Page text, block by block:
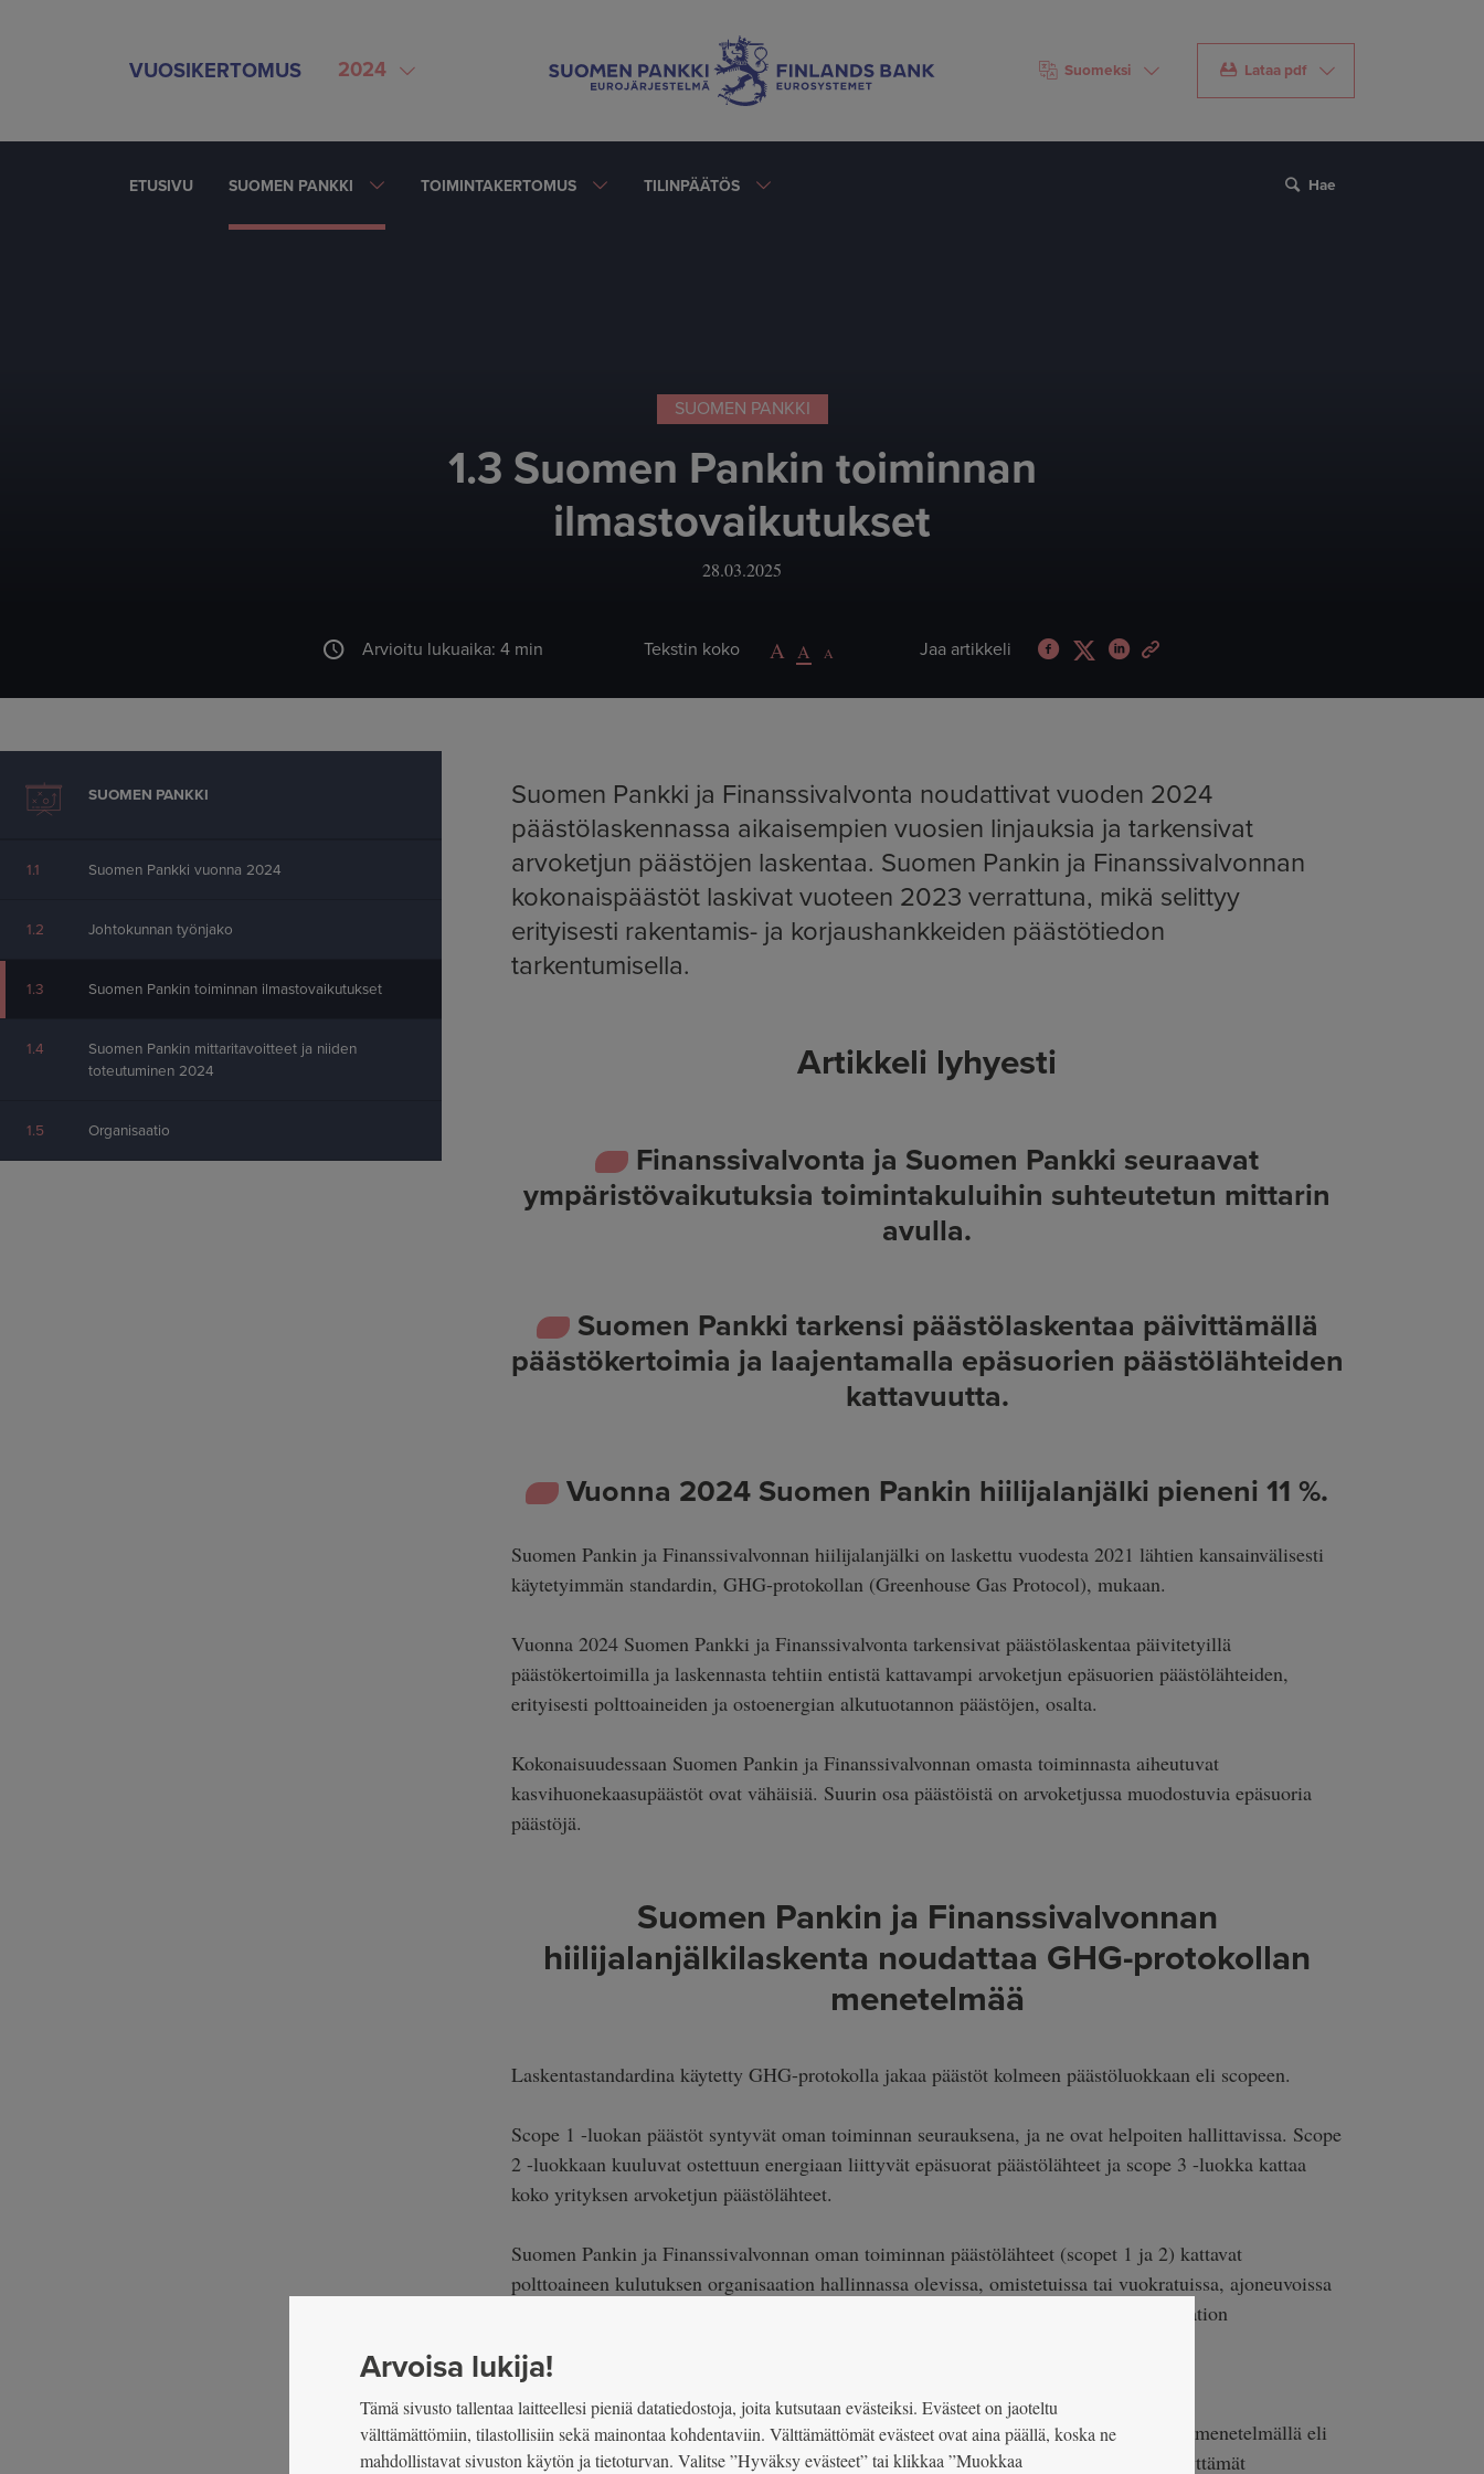
VUOSIKERTOMUS 2024 Suomeksi Lataa pdf
ETUSIVU SUOMEN PANKKI TOIMINTAKERTOMUS TILINPÄÄTÖS Hae
SUOMEN PANKKI
1.3 Suomen Pankin toiminnan
ilmastovaikutukset
28.03.2025
Arvioitu lukuaika: 4 min Tekstin koko Jaa artikkeli Jaa Facebookissa: Suomen Pankin toiminnan
Jaa Twitterissä: Suomen Pankin toiminnan
Jaa LinkedInissä: Suomen Pankin toiminnan
SUOMEN PANKKI
1.1 Suomen Pankki vuonna 2024
1.2 Johtokunnan työnjako
1.3 Suomen Pankin toiminnan ilmastovaikutukset
1.4
Suomen Pankin mittaritavoitteet ja niiden
toteutuminen 2024
1.5 Organisaatio
Suomen Pankki ja Finanssivalvonta noudattivat vuoden 2024
päästölaskennassa aikaisempien vuosien linjauksia ja tarkensivat
arvoketjun päästöjen laskentaa. Suomen Pankin ja Finanssivalvonnan
kokonaispäästöt laskivat vuoteen 2023 verrattuna, mikä selittyy
erityisesti rakentamis- ja korjaushankkeiden päästötiedon
tarkentumisella.
Artikkeli lyhyesti
Finanssivalvonta ja Suomen Pankki seuraavat
ympäristövaikutuksia toimintakuluihin suhteutetun mittarin
avulla.
Suomen Pankki tarkensi päästölaskentaa päivittämällä
päästökertoimia ja laajentamalla epäsuorien päästölähteiden
kattavuutta.
Vuonna 2024 Suomen Pankin hiilijalanjälki pieneni 11 %.
Suomen Pankin ja Finanssivalvonnan hiilijalanjälki on laskettu vuodesta 2021 lähtien kansainvälisesti
käytetyimmän standardin, GHG-protokollan (Greenhouse Gas Protocol), mukaan.
Vuonna 2024 Suomen Pankki ja Finanssivalvonta tarkensivat päästölaskentaa päivitetyillä
päästökertoimilla ja laskennasta tehtiin entistä kattavampi arvoketjun epäsuorien päästölähteiden,
erityisesti polttoaineiden ja ostoenergian alkutuotannon päästöjen, osalta.
Kokonaisuudessaan Suomen Pankin ja Finanssivalvonnan omasta toiminnasta aiheutuvat
kasvihuonekaasupäästöt ovat vähäisiä. Suurin osa päästöistä on arvoketjussa muodostuvia epäsuoria
päästöjä.
Suomen Pankin ja Finanssivalvonnan
hiilijalanjälkilaskenta noudattaa GHG-protokollan
menetelmää
Laskentastandardina käytetty GHG-protokolla jakaa päästöt kolmeen päästöluokkaan eli scopeen.
Scope 1 -luokan päästöt syntyvät oman toiminnan seurauksena, ja ne ovat helpoiten hallittavissa. Scope
2 -luokkaan kuuluvat ostettuun energiaan liittyvät epäsuorat päästölähteet ja scope 3 -luokka kattaa
koko yrityksen arvoketjun päästölähteet.
Suomen Pankin ja Finanssivalvonnan oman toiminnan päästölähteet (scopet 1 ja 2) kattavat
polttoaineen kulutuksen organisaation hallinnassa olevissa, omistetuissa tai vuokratuissa, ajoneuvoissa
ja laitteissa, mahdolliset jäähdytysainevuodot sekä ostoenergian kulutuksen organisaation
Ostoenergian tuotannosta aiheutuvat epäsuorat päästöt (scope 2) käsittävät sähkön- ja
lämmönkulutuksen. Nämä epäsuorat päästöt laskettiin markkinaperusteisella laskentamenetelmällä eli
laskennassa huomioitiin Suomen Pankin ja Finanssivalvonnan energiatoimittajien käyttämät
Arvoisa lukija!
Tämä sivusto tallentaa laitteellesi pieniä datatiedostoja, joita kutsutaan evästeiksi. Evästeet on jaoteltu
välttämättömiin, tilastollisiin sekä mainontaa kohdentaviin. Välttämättömät evästeet ovat aina päällä, koska ne
mahdollistavat sivuston käytön ja tietoturvan. Valitse ”Hyväksy evästeet” tai klikkaa ”Muokkaa